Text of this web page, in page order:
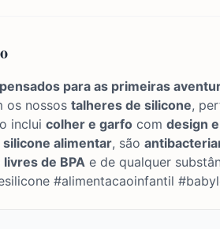
para as primeiras
os nossos talheres de silicone,
inclui colher e garfo com design
silicone alimentar, são
livres de BPA e de qualquer
#alimentacaoinfantil